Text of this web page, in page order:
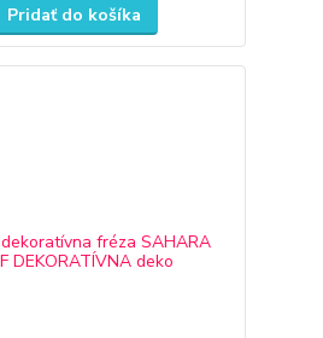
Pridať do košíka